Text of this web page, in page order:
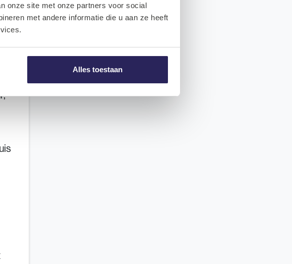
onze site met onze partners voor social
met andere informatie die u aan ze heeft
Alles toestaan